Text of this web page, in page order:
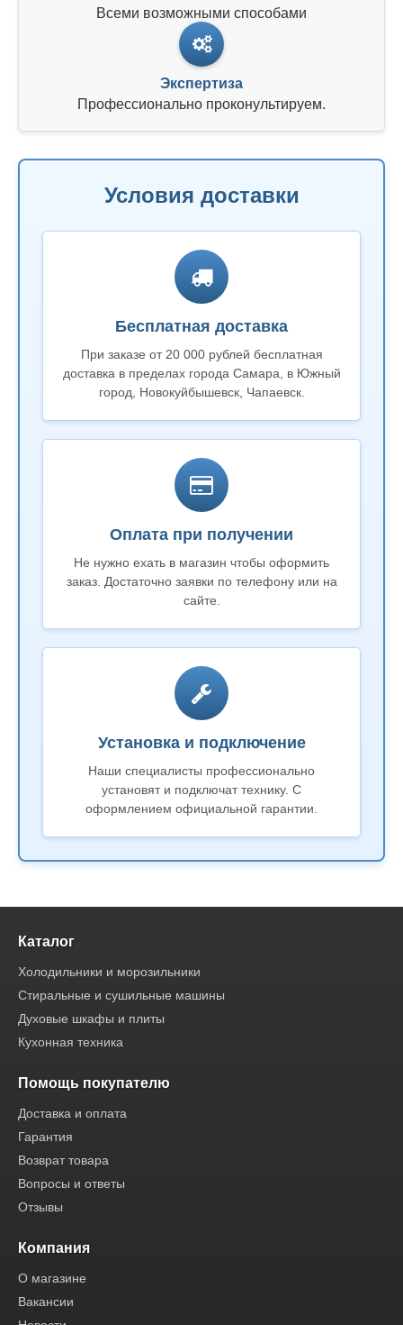
Всеми возможными способами
Экспертиза
Профессионально проконультируем.
Условия доставки
Бесплатная доставка
При заказе от 20 000 рублей бесплатная
доставка в пределах города Самара, в Южный
город, Новокуйбышевск, Чапаевск.
Оплата при получении
Не нужно ехать в магазин чтобы оформить
заказ. Достаточно заявки по телефону или на
сайте.
Установка и подключение
Наши специалисты профессионально
установят и подключат технику. С
оформлением официальной гарантии.
Каталог
Холодильники и морозильники
Стиральные и сушильные машины
Духовые шкафы и плиты
Кухонная техника
Помощь покупателю
Доставка и оплата
Гарантия
Возврат товара
Вопросы и ответы
Отзывы
Компания
О магазине
Вакансии